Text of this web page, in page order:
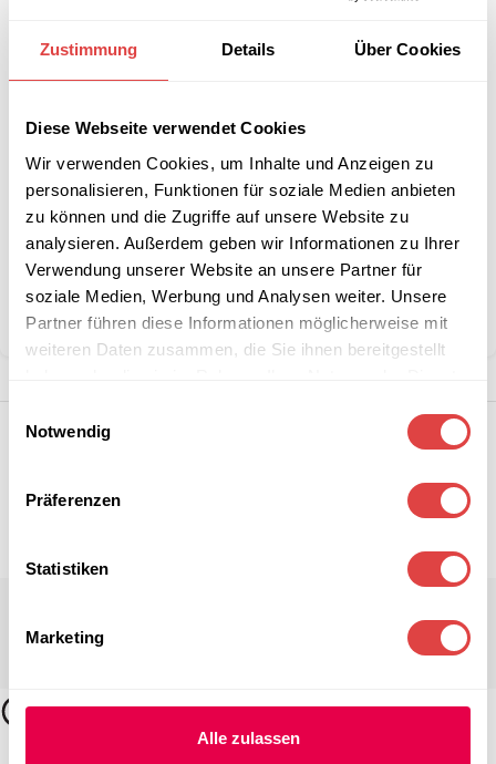
Zustimmung Details Über Cookies
Diese Webseite verwendet Cookies
Wir verwenden Cookies, um Inhalte und Anzeigen zu
personalisieren, Funktionen für soziale Medien anbieten
zu können und die Zugriffe auf unsere Website zu
analysieren. Außerdem geben wir Informationen zu Ihrer
Verwendung unserer Website an unsere Partner für
soziale Medien, Werbung und Analysen weiter. Unsere
Partner führen diese Informationen möglicherweise mit
weiteren Daten zusammen, die Sie ihnen bereitgestellt
Notwendig
Präferenzen
Statistiken
Marketing
Alle zulassen
größeren
Stückzahlen?
anfordern
Artikelnummer:15061+5
Kategorien: Stehtischdecken, Sale %
Marke:Gastro Uzal
Teilen: